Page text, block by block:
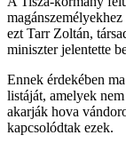
ezt Tarr Zoltán,
miniszter jelentette
Ennek érdekében
listáját, amelyek
akarják hova
kapcsolódtak ezek.